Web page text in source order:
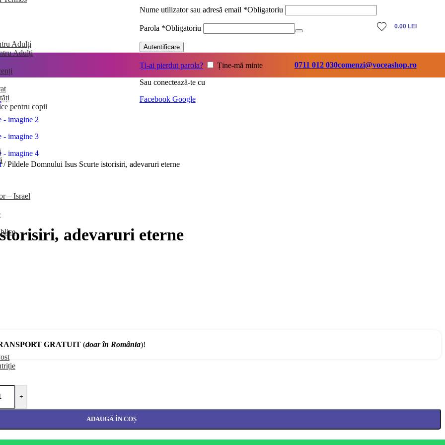
Adulți
Adulți
pentru copii
– Israel
Nume utilizator sau adresă email *Obligatoriu
Parola *Obligatoriu
Autentificare
Ți-ai pierdut parola?
Ține-mă minte
Sau conectează-te cu
Facebook Google
0.00 LEI
0711 012 030comenzi@voceashop.ro
/ Pildele Domnului Isus Scurte istorisiri, adevaruri eterne
adevaruri eterne
GRATUIT (doar în România)!
+
ADAUGĂ ÎN COȘ